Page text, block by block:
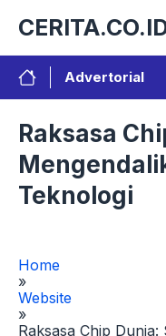
isi
Advertorial
Raksasa
Teknologi
Home
»
Website
»
Raksasa Chip